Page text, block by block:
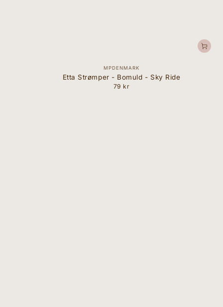
Forhandler:
MPDENMARK
Etta Strømper - Bomuld - Sky Ride
Normal
79 kr